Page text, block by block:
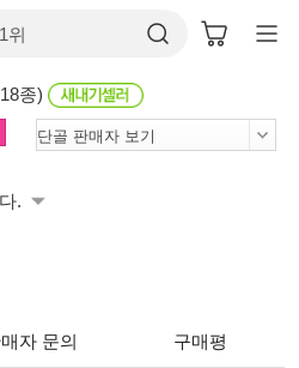
종)
.
자 문의 구매평